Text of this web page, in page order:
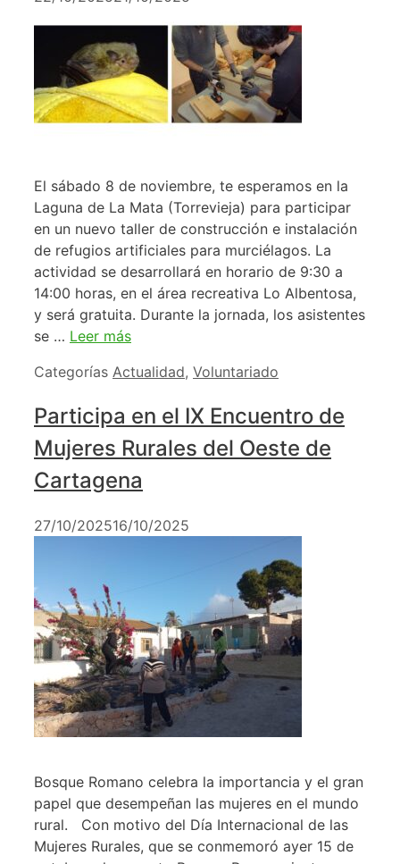
El sábado 8 de noviembre, te esperamos en la
Laguna de La Mata (Torrevieja) para participar
en un nuevo taller de construcción e instalación
de refugios artificiales para murciélagos. La
actividad se desarrollará en horario de 9:30 a
14:00 horas, en el área recreativa Lo Albentosa,
y será gratuita. Durante la jornada, los asistentes
se … Leer más
Categorías Actualidad, Voluntariado
Participa en el IX Encuentro de
Mujeres Rurales del Oeste de
Cartagena
27/10/202516/10/2025
Bosque Romano celebra la importancia y el gran
papel que desempeñan las mujeres en el mundo
rural. Con motivo del Día Internacional de las
Mujeres Rurales, que se conmemoró ayer 15 de